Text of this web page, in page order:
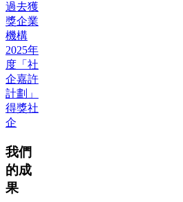
過去獲
獎企業
機構
2025年
度「社
企嘉許
計劃」
得獎社
企
我們
的成
果